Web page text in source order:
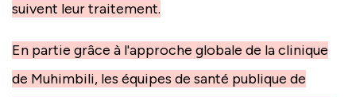
suivent leur traitement.
En partie grâce à l'approche globale de la clinique
de Muhimbili, les équipes de santé publique de